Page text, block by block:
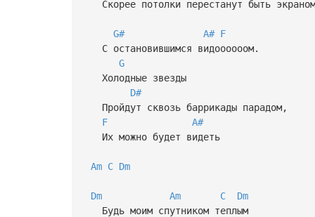
Скорее потолки перестанут быть экраном
G# A# F
С остановившимся видоооооом.
G
Холодные звезды
D#
Пройдут сквозь баррикады парадом,
F
A#
Их можно будет видеть
Am C Dm
Dm Am C
Dm
Будь моим спутником теплым